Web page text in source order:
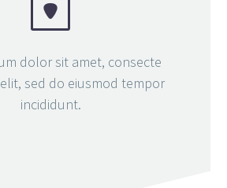


dolor sit amet, consecte
sed do eiusmod tempor
incididunt.